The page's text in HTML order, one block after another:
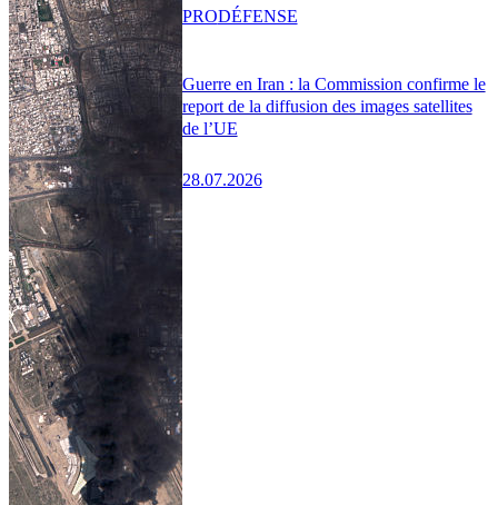
Guerre en Iran : la Commission confirme le
report de la diffusion des images satellites
de l’UE
28.07.2026
PRODÉFENSE